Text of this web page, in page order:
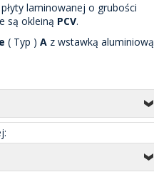
laminowanej o grubości
są okleiną PCV.
( Typ ) Az wstawką aluminiową